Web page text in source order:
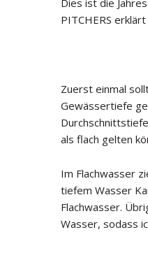
Dies ist die
PITCHERS
Zuerst einmal
Gewässertiefe
als flach gelten
Im Flachwasser
tiefem Wasser
Flachwasser.
Wasser, sodass